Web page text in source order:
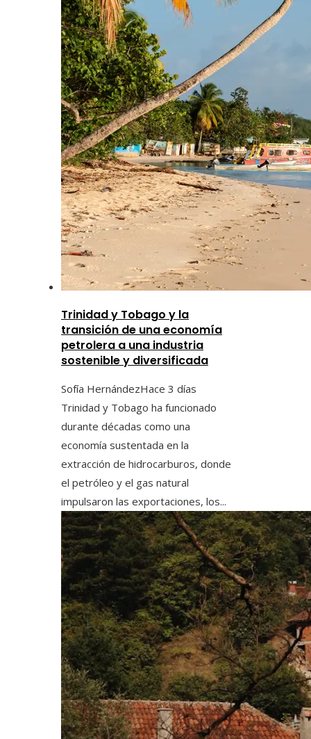
Trinidad y Tobago y la
transición de una economía
petrolera a una industria
sostenible y diversificada
Sofía HernándezHace 3 días
Trinidad y Tobago ha funcionado
durante décadas como una
economía sustentada en la
extracción de hidrocarburos, donde
el petróleo y el gas natural
impulsaron las exportaciones, los...